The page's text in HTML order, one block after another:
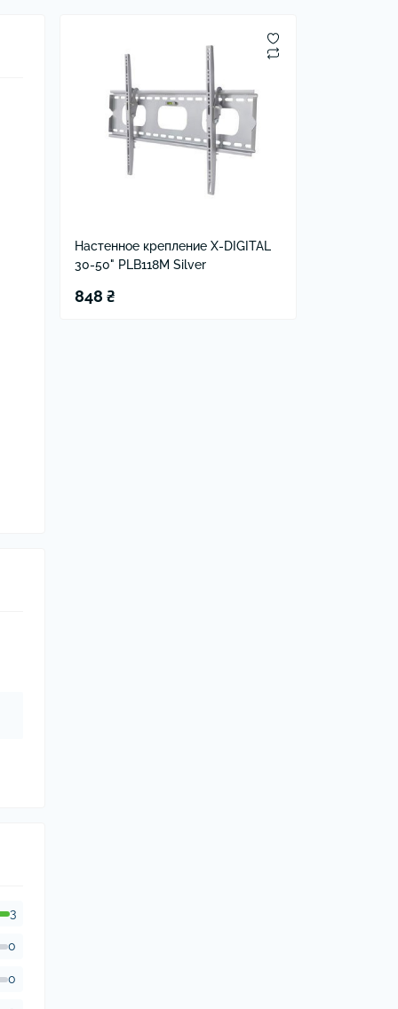
Настенное крепление X-DIGITAL
30-50" PLB118M Silver
848 ₴
3
0
0